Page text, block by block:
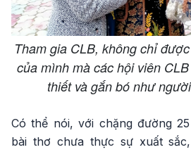
Tham gia CLB, không chỉ
của mình mà các hội viên
thiết và gắn bó như
Có thể nói, với chặng đường
bài thơ chưa thực sự xuất